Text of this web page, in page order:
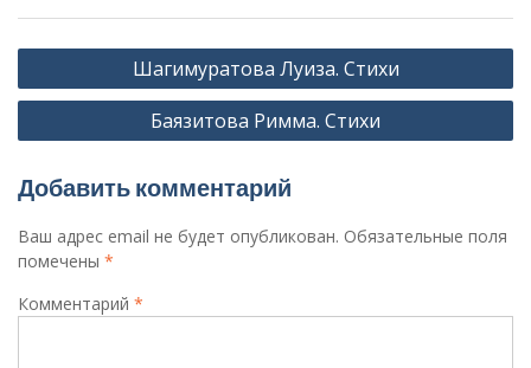
Навигация
по
Шагимуратова Луиза. Стихи
Баязитова Римма. Стихи
Добавить комментарий
Ваш адрес email не будет опубликован. Обязательные поля
помечены *
Комментарий *